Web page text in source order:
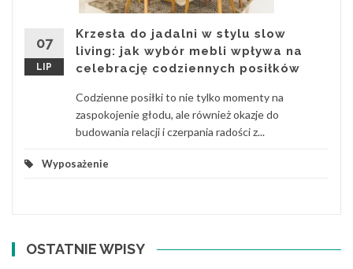
07
LIP
Krzesła do jadalni w stylu slow
living: jak wybór mebli wpływa na
celebrację codziennych posiłków
Codzienne posiłki to nie tylko momenty na
zaspokojenie głodu, ale również okazje do
budowania relacji i czerpania radości z...
Wyposażenie
OSTATNIE WPISY